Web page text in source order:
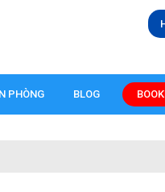
PHÒNG BLOG